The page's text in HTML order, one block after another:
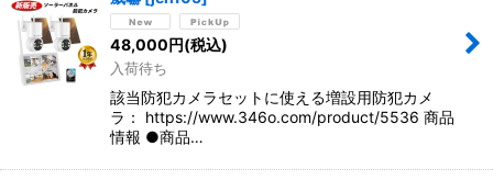
48,000円(税込)
入荷待ち
該当防犯カメラセットに使える増設用防犯カメ
ラ： https://www.346o.com/product/5536 商品
情報 ●商品…